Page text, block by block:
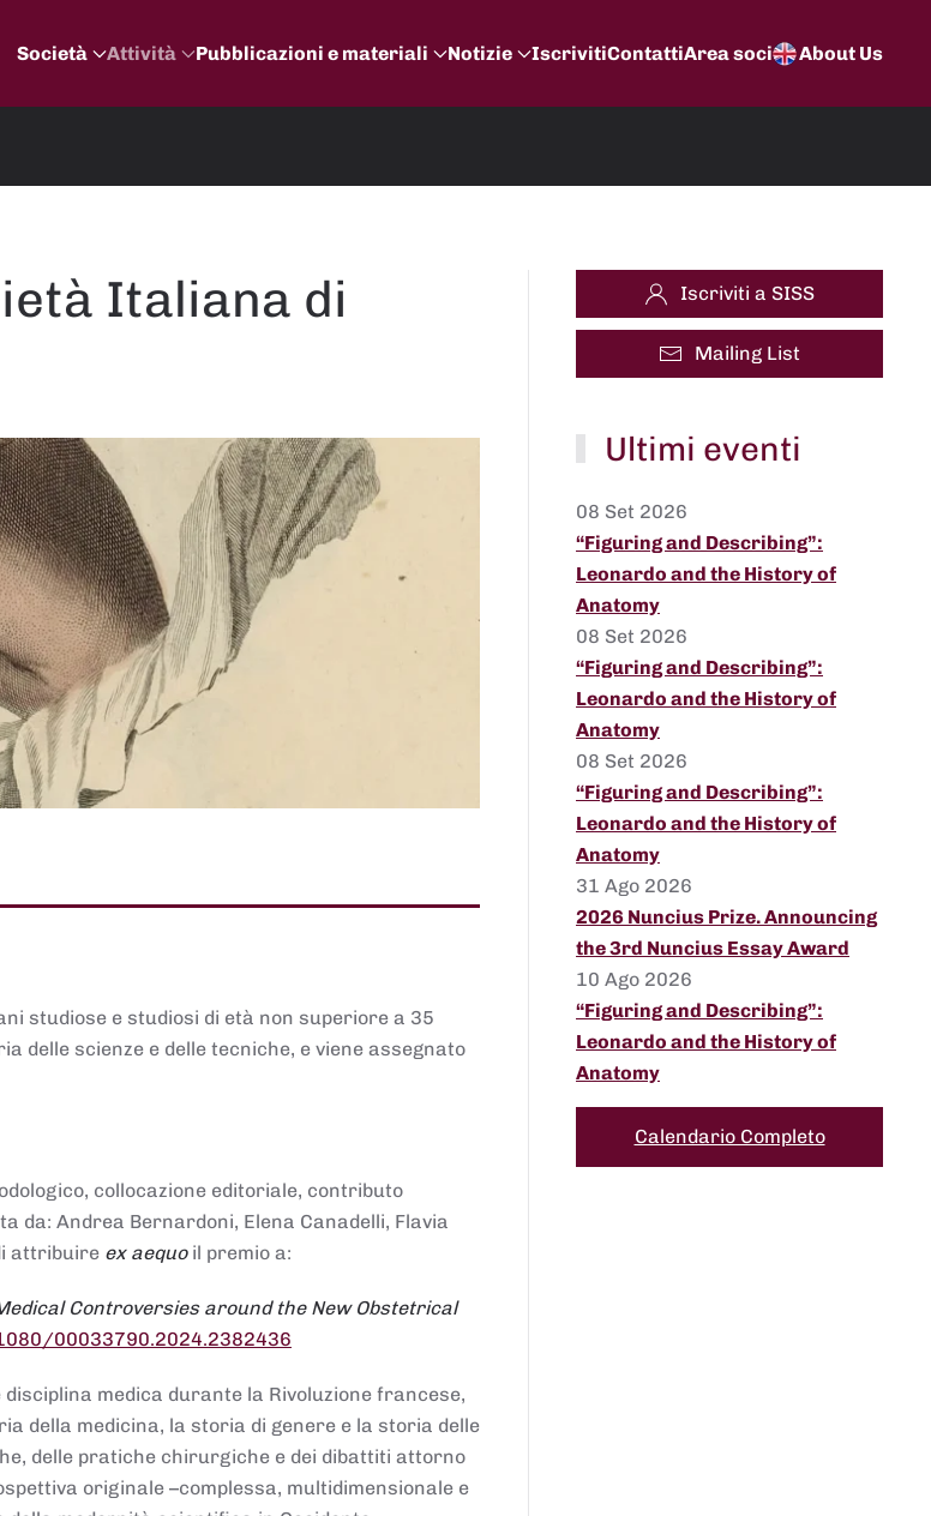
Società Attività Pubblicazioni e materiali Notizie IscrivitiContattiArea soci About Us
Italiana di
studiose e studiosi di età non superiore a 35
delle scienze e delle tecniche, e viene assegnato
collocazione editoriale, contributo
da: Andrea Bernardoni, Elena Canadelli, Flavia
attribuire ex aequoil premio a:
Controversies around the New Obstetrical
00033790.2024.2382436
medica durante la Rivoluzione francese,
della medicina, la storia di genere e la storia delle
delle pratiche chirurgiche e dei dibattiti attorno
originale –complessa, multidimensionale e
Iscriviti a SISS
Mailing List
Ultimi eventi
08 Set 2026
“Figuring and Describing”:
Leonardo and the History of
Anatomy
08 Set 2026
“Figuring and Describing”:
Leonardo and the History of
Anatomy
08 Set 2026
“Figuring and Describing”:
Leonardo and the History of
Anatomy
31 Ago 2026
2026 Nuncius Prize. Announcing
the 3rd Nuncius Essay Award
10 Ago 2026
“Figuring and Describing”:
Leonardo and the History of
Anatomy
Calendario Completo